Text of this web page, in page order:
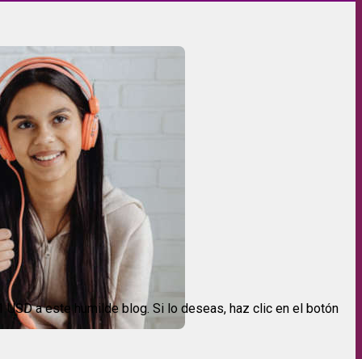
USD a este humilde blog. Si lo deseas, haz clic en el botón